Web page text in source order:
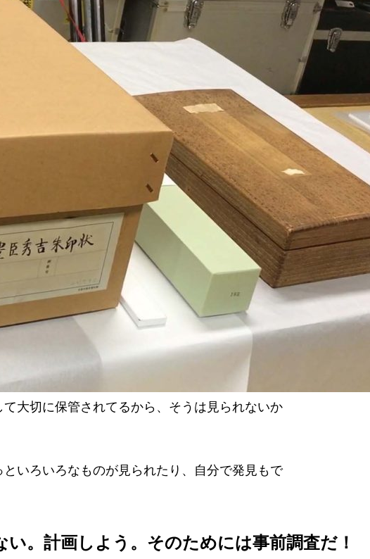
大切に保管されてるから、そうは見られないか
いろいろなものが見られたり、自分で発見もで
。計画しよう。そのためには事前調査だ！